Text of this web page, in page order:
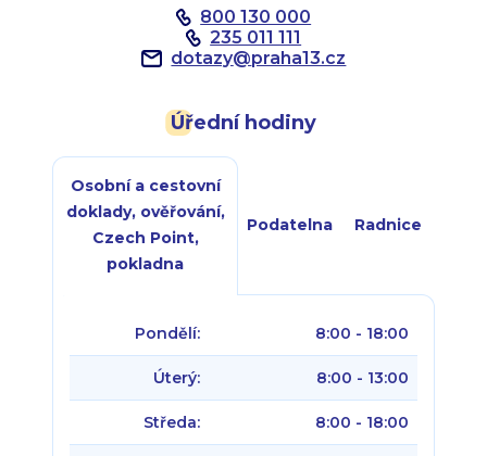
800 130 000
235 011 111
dotazy@praha13.cz
Úřední hodiny
Osobní a cestovní
doklady, ověřování,
Czech Point,
pokladna
Podatelna Radnice
Pondělí: 8:00 - 18:00
Úterý: 8:00 - 13:00
Středa: 8:00 - 18:00